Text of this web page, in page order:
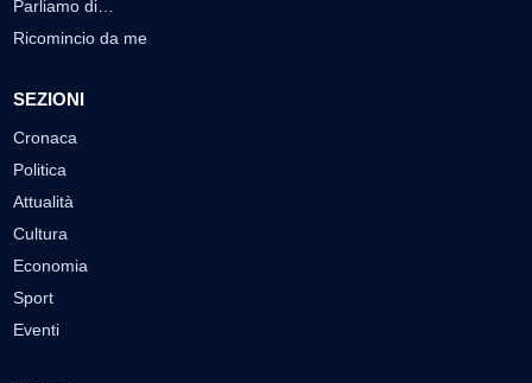
Parliamo di…
Ricomincio da me
SEZIONI
Cronaca
Politica
Attualità
Cultura
Economia
Sport
Eventi